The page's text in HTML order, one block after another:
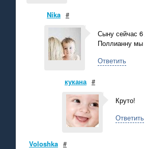
Nika #
Сыну сейчас 6
Поллианну мы
Ответить
кукана #
Круто!
Ответить
Voloshka #